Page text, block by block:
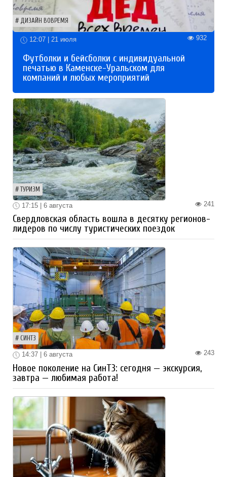
ДИЗАЙН ВОВРЕМЯ
12:07 | 21 июля 932
Футболки и бейсболки с индивидуальной
печатью в Каменске-Уральском для
компаний и любых мероприятий
ТУРИЗМ
241
17:15 | 6 августа
Свердловская область вошла в десятку регионов-
лидеров по числу туристических поездок
СИНТЗ
243
14:37 | 6 августа
Новое поколение на СинТЗ: сегодня — экскурсия,
завтра — любимая работа!